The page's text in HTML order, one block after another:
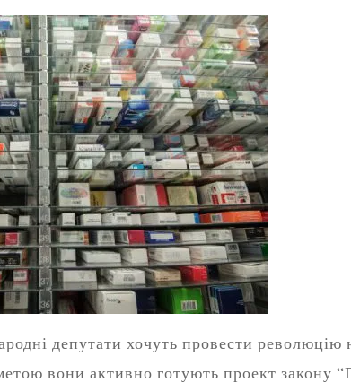
депутати хочуть провести революцію
вони активно готують проект закону